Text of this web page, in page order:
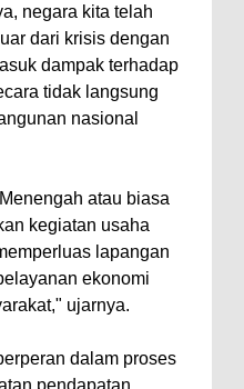
negara kita telah
dari krisis dengan
dampak terhadap
tidak langsung
nasional
atau biasa
kegiatan usaha
lapangan
ekonomi
ujarnya.
dalam proses
pendapatan